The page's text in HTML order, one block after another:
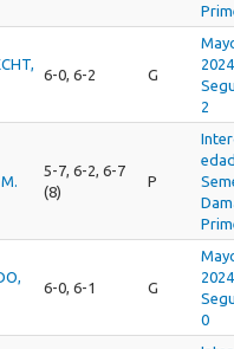
6-0, 6-2 G
2
5-7, 6-2, 6-7
(8)
P
6-0, 6-1 G
0